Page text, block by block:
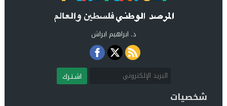
د. ابراهيم ابراش
اشـتـرك
شخصيات